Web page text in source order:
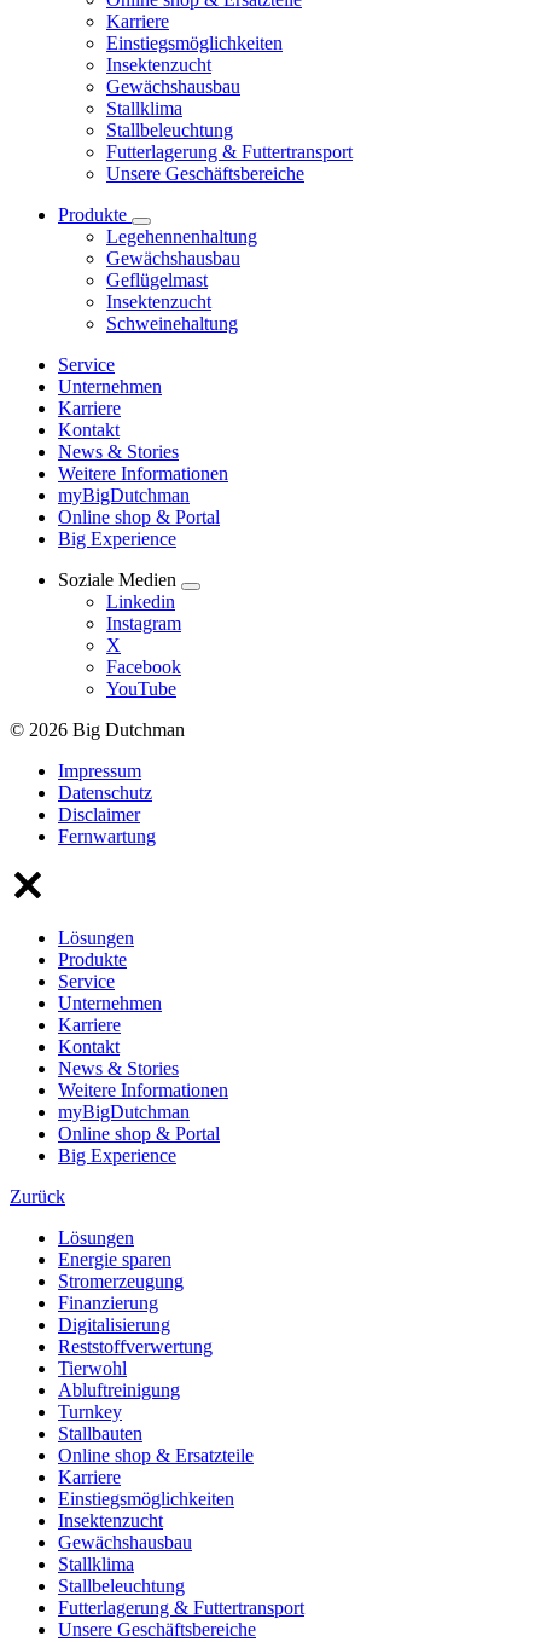
Karriere
Einstiegsmöglichkeiten
Insektenzucht
Gewächshausbau
Stallklima
Stallbeleuchtung
Futterlagerung & Futtertransport
Unsere Geschäftsbereiche
Produkte
Legehennenhaltung
Gewächshausbau
Geflügelmast
Insektenzucht
Schweinehaltung
Service
Unternehmen
Karriere
Kontakt
News & Stories
Weitere Informationen
myBigDutchman
Online shop & Portal
Big Experience
Soziale Medien
Linkedin
Instagram
X
Facebook
YouTube
© 2026 Big Dutchman
Impressum
Datenschutz
Disclaimer
Fernwartung
Lösungen
Produkte
Service
Unternehmen
Karriere
Kontakt
News & Stories
Weitere Informationen
myBigDutchman
Online shop & Portal
Big Experience
Zurück
Lösungen
Energie sparen
Stromerzeugung
Finanzierung
Digitalisierung
Reststoffverwertung
Tierwohl
Abluftreinigung
Turnkey
Stallbauten
Online shop & Ersatzteile
Karriere
Einstiegsmöglichkeiten
Insektenzucht
Gewächshausbau
Stallklima
Stallbeleuchtung
Futterlagerung & Futtertransport
Unsere Geschäftsbereiche